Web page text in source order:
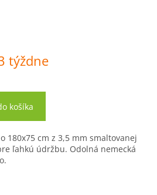
týždne
košíka
180x75 cm z 3,5 mm smaltovanej
ľahkú údržbu. Odolná nemecká